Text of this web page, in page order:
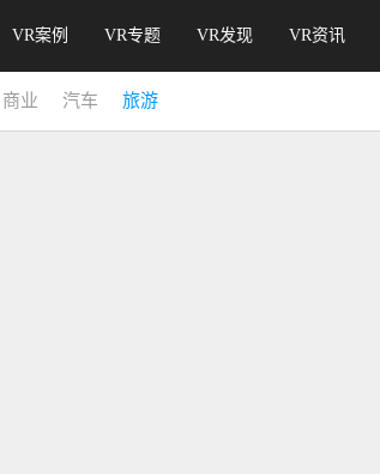
VR案例 VR专题 VR发现 VR资讯
商业 汽车 旅游